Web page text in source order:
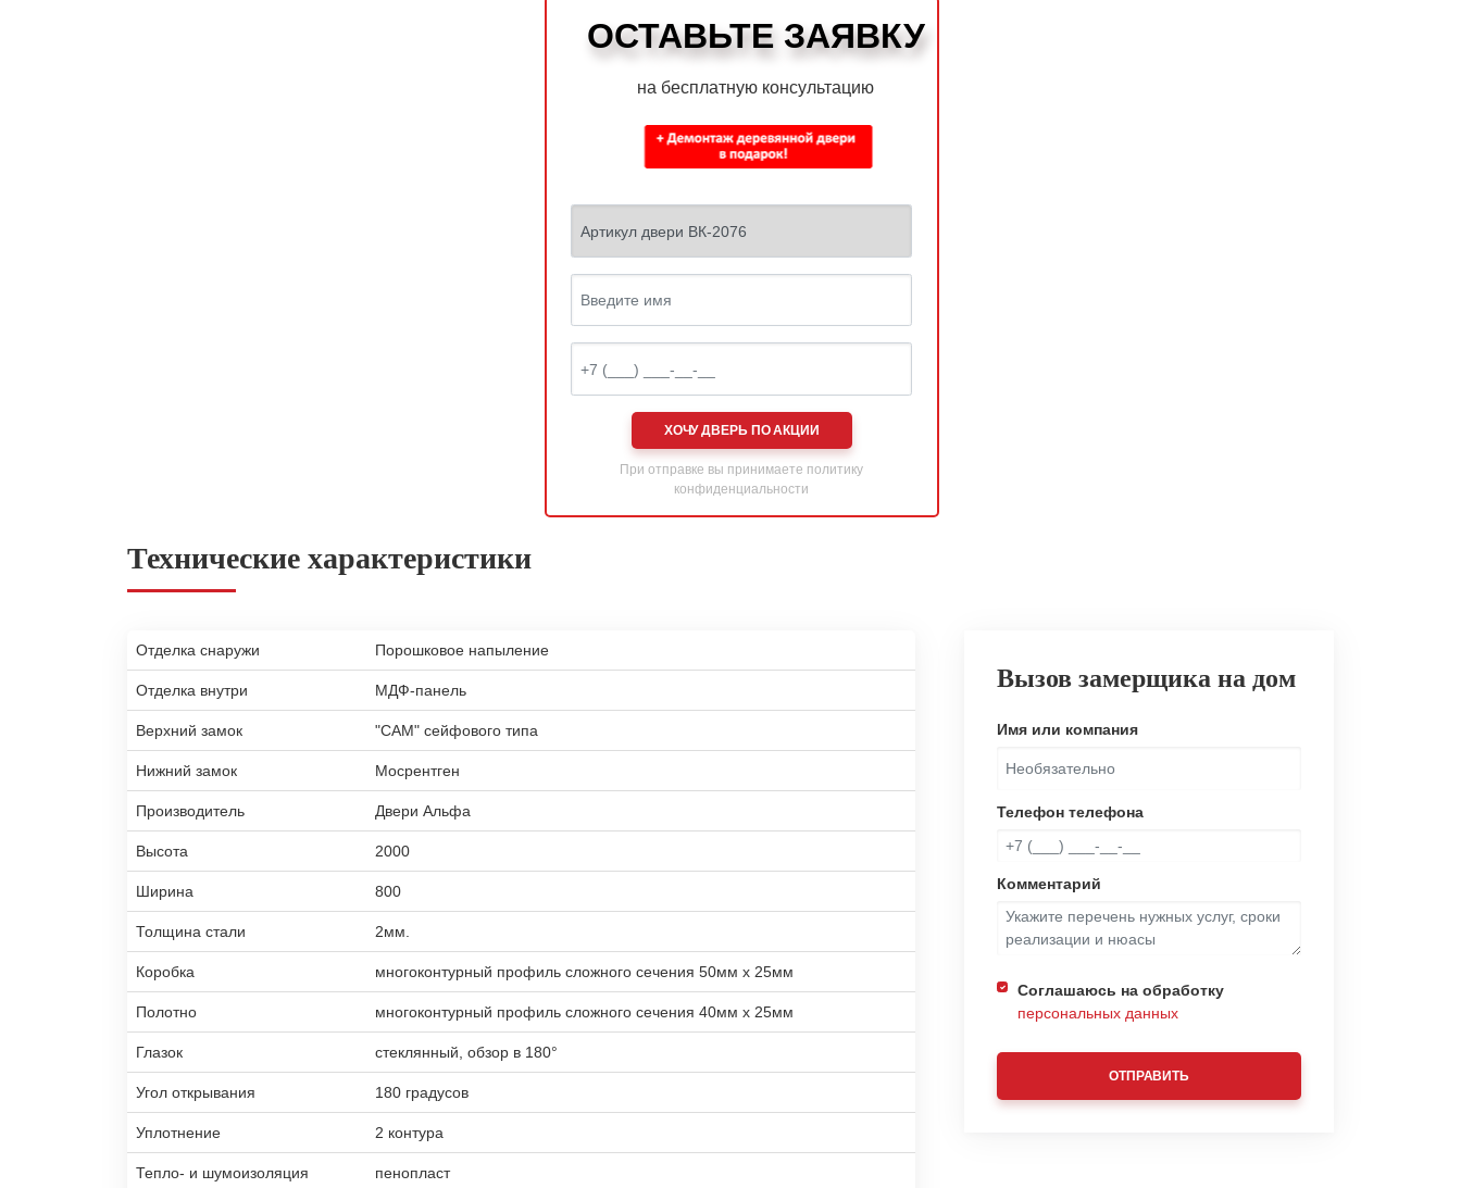
ОСТАВЬТЕ ЗАЯВКУ
на бесплатную консультацию
ХОЧУ ДВЕРЬ ПО АКЦИИ
При отправке вы принимаете политику
конфиденциальности
Технические характеристики
Отделка снаружи Порошковое напыление
Отделка внутри МДФ-панель
Верхний замок "САМ" сейфового типа
Нижний замок Мосрентген
Производитель Двери Альфа
Высота 2000
Ширина 800
Толщина стали 2мм.
Коробка многоконтурный профиль сложного сечения 50мм х 25мм
Полотно многоконтурный профиль сложного сечения 40мм х 25мм
Глазок стеклянный, обзор в 180°
Угол открывания 180 градусов
Уплотнение 2 контура
Тепло- и шумоизоляция пенопласт
Вызов замерщика на дом
Имя или компания
Телефон телефона
Комментарий
Соглашаюсь на обработку
персональных данных
ОТПРАВИТЬ